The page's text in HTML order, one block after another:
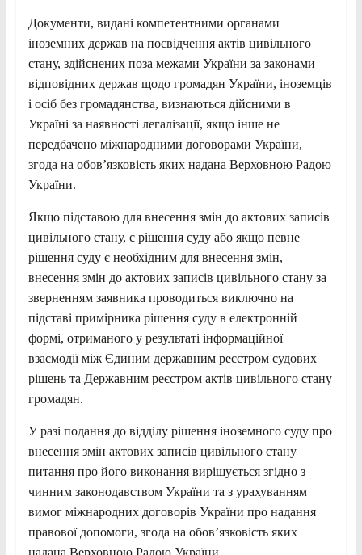
Документи, видані компетентними органами
іноземних держав на посвідчення актів цивільного
стану, здійснених поза межами України за законами
відповідних держав щодо громадян України, іноземців
і осіб без громадянства, визнаються дійсними в
Україні за наявності легалізації, якщо інше не
передбачено міжнародними договорами України,
згода на обов’язковість яких надана Верховною Радою
України.
Якщо підставою для внесення змін до актових записів
цивільного стану, є рішення суду або якщо певне
рішення суду є необхідним для внесення змін,
внесення змін до актових записів цивільного стану за
зверненням заявника проводиться виключно на
підставі примірника рішення суду в електронній
формі, отриманого у результаті інформаційної
взаємодії між Єдиним державним реєстром судових
рішень та Державним реєстром актів цивільного стану
громадян.
У разі подання до відділу рішення іноземного суду про
внесення змін актових записів цивільного стану
питання про його виконання вирішується згідно з
чинним законодавством України та з урахуванням
вимог міжнародних договорів України про надання
правової допомоги, згода на обов’язковість яких
надана Верховною Радою України.